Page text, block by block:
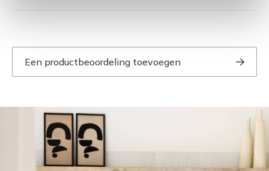
Een productbeoordeling toevoegen